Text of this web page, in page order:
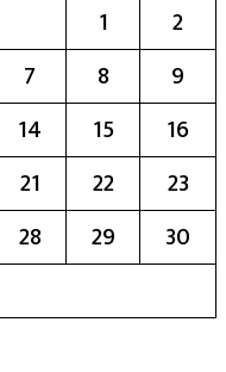
1
2
7 8
9
14 15
16
21 22
23
28 29
30